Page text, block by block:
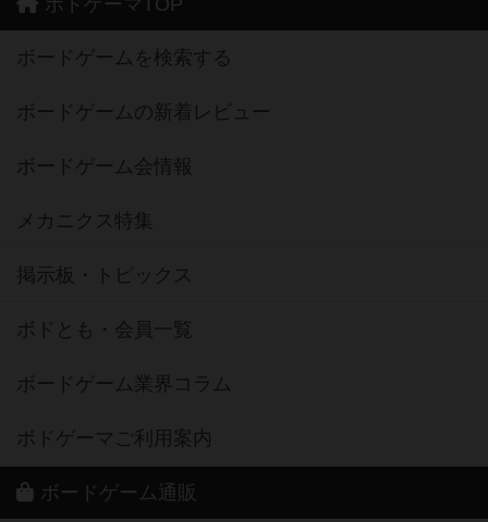
ボードゲームを検索する
ボードゲームの新着レビュー
ボードゲーム会情報
メカニクス特集
掲示板・トピックス
ボドとも・会員一覧
ボードゲーム業界コラム
ボドゲーマご利用案内
ボードゲーム通販